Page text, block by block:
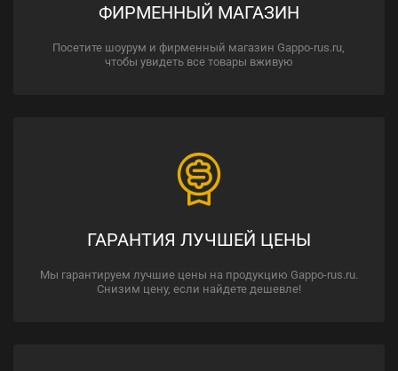
ФИРМЕННЫЙ МАГАЗИН
Посетите шоурум и фирменный магазин Gappo-rus.ru,
чтобы увидеть все товары вживую
ГАРАНТИЯ ЛУЧШЕЙ ЦЕНЫ
Мы гарантируем лучшие цены на продукцию Gappo-rus.ru.
Снизим цену, если найдете дешевле!